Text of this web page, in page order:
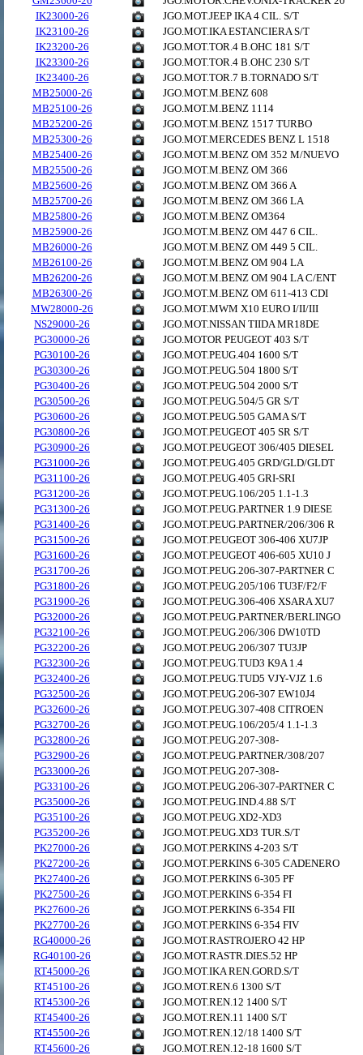
IK23000-26
JGO.MOT.JEEP IKA 4 CIL. S/T
IK23100-26
JGO.MOT.IKA ESTANCIERA S/T
IK23200-26
JGO.MOT.TOR.4 B.OHC 181 S/T
IK23300-26
JGO.MOT.TOR.4 B.OHC 230 S/T
IK23400-26
JGO.MOT.TOR.7 B.TORNADO S/T
MB25000-26
JGO.MOT.M.BENZ 608
MB25100-26
JGO.MOT.M.BENZ 1114
MB25200-26
JGO.MOT.M.BENZ 1517 TURBO
MB25300-26
JGO.MOT.MERCEDES BENZ L 1518
MB25400-26
JGO.MOT.M.BENZ OM 352 M/NUEVO
MB25500-26
JGO.MOT.M.BENZ OM 366
MB25600-26
JGO.MOT.M.BENZ OM 366 A
MB25700-26
JGO.MOT.M.BENZ OM 366 LA
MB25800-26
JGO.MOT.M.BENZ OM364
MB25900-26
JGO.MOT.M.BENZ OM 447 6 CIL.
MB26000-26
JGO.MOT.M.BENZ OM 449 5 CIL.
MB26100-26
JGO.MOT.M.BENZ OM 904 LA
MB26200-26
JGO.MOT.M.BENZ OM 904 LA C/ENT
MB26300-26
JGO.MOT.M.BENZ OM 611-413 CDI
MW28000-26
JGO.MOT.MWM X10 EURO I/II/III
NS29000-26
JGO.MOT.NISSAN TIIDA MR18DE
PG30000-26
JGO.MOTOR PEUGEOT 403 S/T
PG30100-26
JGO.MOT.PEUG.404 1600 S/T
PG30300-26
JGO.MOT.PEUG.504 1800 S/T
PG30400-26
JGO.MOT.PEUG.504 2000 S/T
PG30500-26
JGO.MOT.PEUG.504/5 GR S/T
PG30600-26
JGO.MOT.PEUG.505 GAMA S/T
PG30800-26
JGO.MOT.PEUGEOT 405 SR S/T
PG30900-26
JGO.MOT.PEUGEOT 306/405 DIESEL
PG31000-26
JGO.MOT.PEUG.405 GRD/GLD/GLDT
PG31100-26
JGO.MOT.PEUG.405 GRI-SRI
PG31200-26
JGO.MOT.PEUG.106/205 1.1-1.3
PG31300-26
JGO.MOT.PEUG.PARTNER 1.9 DIESE
PG31400-26
JGO.MOT.PEUG.PARTNER/206/306 R
PG31500-26
JGO.MOT.PEUGEOT 306-406 XU7JP
PG31600-26
JGO.MOT.PEUGEOT 406-605 XU10 J
PG31700-26
JGO.MOT.PEUG.206-307-PARTNER C
PG31800-26
JGO.MOT.PEUG.205/106 TU3F/F2/F
PG31900-26
JGO.MOT.PEUG.306-406 XSARA XU7
PG32000-26
JGO.MOT.PEUG.PARTNER/BERLINGO
PG32100-26
JGO.MOT.PEUG.206/306 DW10TD
PG32200-26
JGO.MOT.PEUG.206/307 TU3JP
PG32300-26
JGO.MOT.PEUG.TUD3 K9A 1.4
PG32400-26
JGO.MOT.PEUG.TUD5 VJY-VJZ 1.6
PG32500-26
JGO.MOT.PEUG.206-307 EW10J4
PG32600-26
JGO.MOT.PEUG.307-408 CITROEN
PG32700-26
JGO.MOT.PEUG.106/205/4 1.1-1.3
PG32800-26
JGO.MOT.PEUG.207-308-
PG32900-26
JGO.MOT.PEUG.PARTNER/308/207
PG33000-26
JGO.MOT.PEUG.207-308-
PG33100-26
JGO.MOT.PEUG.206-307-PARTNER C
PG35000-26
JGO.MOT.PEUG.IND.4.88 S/T
PG35100-26
JGO.MOT.PEUG.XD2-XD3
PG35200-26
JGO.MOT.PEUG.XD3 TUR.S/T
PK27000-26
JGO.MOT.PERKINS 4-203 S/T
PK27200-26
JGO.MOT.PERKINS 6-305 CADENERO
PK27400-26
JGO.MOT.PERKINS 6-305 PF
PK27500-26
JGO.MOT.PERKINS 6-354 FI
PK27600-26
JGO.MOT.PERKINS 6-354 FII
PK27700-26
JGO.MOT.PERKINS 6-354 FIV
RG40000-26
JGO.MOT.RASTROJERO 42 HP
RG40100-26
JGO.MOT.RASTR.DIES.52 HP
RT45000-26
JGO.MOT.IKA REN.GORD.S/T
RT45100-26
JGO.MOT.REN.6 1300 S/T
RT45300-26
JGO.MOT.REN.12 1400 S/T
RT45400-26
JGO.MOT.REN.11 1400 S/T
RT45500-26
JGO.MOT.REN.12/18 1400 S/T
RT45600-26
JGO.MOT.REN.12-18 1600 S/T